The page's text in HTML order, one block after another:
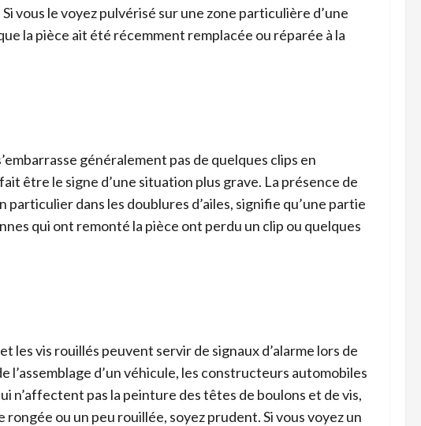
vous le voyez pulvérisé sur une zone particulière d’une
la pièce ait été récemment remplacée ou réparée à la
généralement pas de quelques clips en
être le signe d’une situation plus grave. La présence de
dans les doublures d’ailes, signifie qu’une partie
qui ont remonté la pièce ont perdu un clip ou quelques
les vis rouillés peuvent servir de signaux d’alarme lors de
l’assemblage d’un véhicule, les constructeurs automobiles
n’affectent pas la peinture des têtes de boulons et de vis,
rongée ou un peu rouillée, soyez prudent. Si vous voyez un